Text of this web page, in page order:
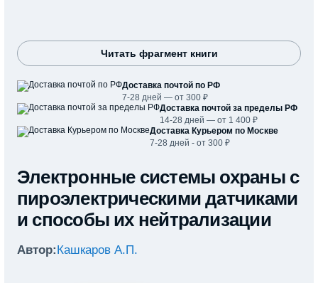
Читать фрагмент книги
Доставка почтой по РФ
7-28 дней — от 300 ₽
Доставка почтой за пределы РФ
14-28 дней — от 1 400 ₽
Доставка Курьером по Москве
7-28 дней - от 300 ₽
Электронные системы охраны с
пироэлектрическими датчиками
и способы их нейтрализации
Автор:Кашкаров А.П.